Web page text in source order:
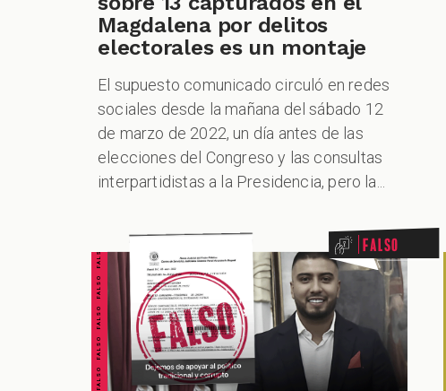
Magdalena por delitos
electorales es un montaje
El supuesto comunicado circuló en redes
sociales desde la mañana del sábado 12
de marzo de 2022, un día antes de las
elecciones del Congreso y las consultas
interpartidistas a la Presidencia, pero la...
FALSO FALSO FALSO FALSO FALSO FALSO FALSO Falso